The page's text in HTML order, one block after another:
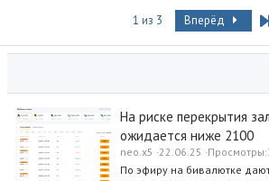
з
а
1 из 3 Вперёд
На риске перекрытия
ожидается ниже 2100
neo.x5 22.06.25 Просмотры
По эфиру на бивалютке